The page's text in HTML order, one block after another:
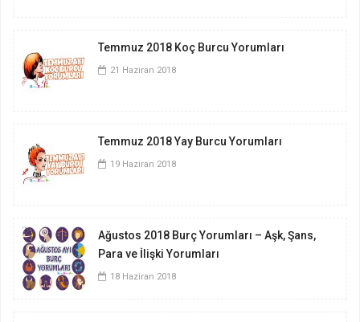
Temmuz 2018 Koç Burcu Yorumları
21 Haziran 2018
Temmuz 2018 Yay Burcu Yorumları
19 Haziran 2018
Ağustos 2018 Burç Yorumları – Aşk, Şans,
Para ve İlişki Yorumları
18 Haziran 2018